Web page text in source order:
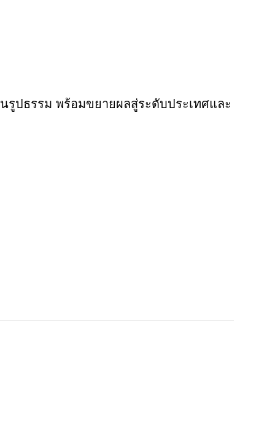
รูปธรรม พร้อมขยายผลสู่ระดับประเทศและ